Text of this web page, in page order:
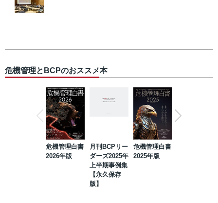
危機管理とBCPのおススメ本
危機管理白書
2026年版
月刊BCPリー
ダーズ2025年
上半期事例集
【永久保存
版】
危機管理白書
2025年版